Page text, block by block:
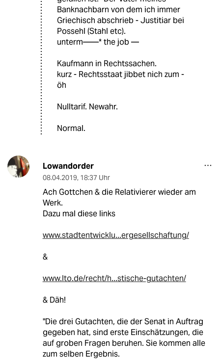
Banknachbarn von dem ich immer
Griechisch abschrieb - Justitiar bei
Possehl (Stahl etc).
unterm——* the job —
Kaufmann in Rechtssachen.
kurz - Rechtsstaat jibbet nich zum -
öh
Nulltarif. Newahr.
Normal.
Lowandorder
08.04.2019, 18:37 Uhr
Ach Gottchen & die Relativierer wieder am
Werk.
Dazu mal diese links
www.stadtentwicklu...ergesellschaftung/
&
www.lto.de/recht/h...stische-gutachten/
& Däh!
"Die drei Gutachten, die der Senat in Auftrag
gegeben hat, sind erste Einschätzungen, die
auf groben Fragen beruhen. Sie kommen alle
zum selben Ergebnis.